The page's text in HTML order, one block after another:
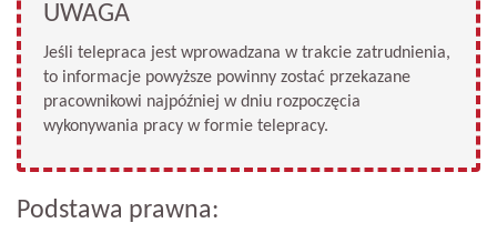
UWAGA
Jeśli telepraca jest wprowadzana w trakcie zatrudnienia,
to informacje powyższe powinny zostać przekazane
pracownikowi najpóźniej w dniu rozpoczęcia
wykonywania pracy w formie telepracy.
Podstawa prawna: